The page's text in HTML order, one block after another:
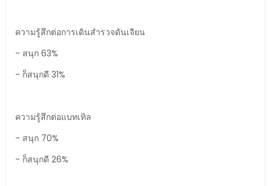
ความรู้สึกต่อการเดินสำรวจดันเจียน
- สนุก 63%
- ก็สนุกดี 31%
ความรู้สึกต่อแบทเทิล
- สนุก 70%
- ก็สนุกดี 26%